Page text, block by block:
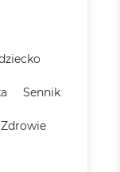
Sennik
Zdrowie